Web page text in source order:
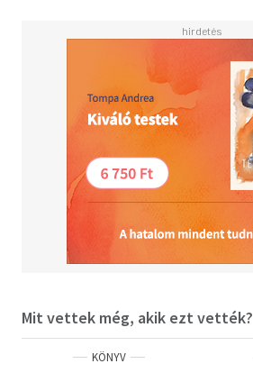
Mit vettek még, akik ezt vették?
KÖNYV